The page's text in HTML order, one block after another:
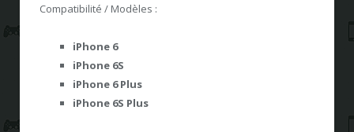
Compatibilité / Modèles :
iPhone 6
iPhone 6S
iPhone 6 Plus
iPhone 6S Plus